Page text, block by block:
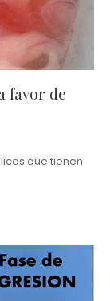
favor de
que tienen